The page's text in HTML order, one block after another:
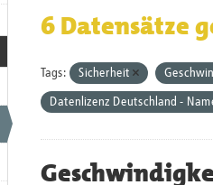
6 Datensätze
Tags: Sicherheit
Datenlizenz Deutschland -